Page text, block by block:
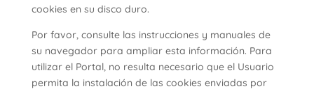
cookies en su disco duro.
Por favor, consulte las instrucciones y manuales de
su navegador para ampliar esta información. Para
utilizar el Portal, no resulta necesario que el Usuario
permita la instalación de las cookies enviadas por